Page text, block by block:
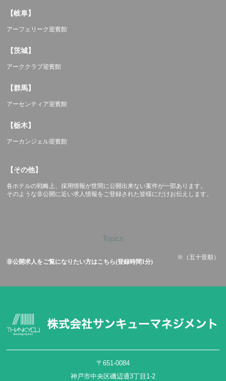
【岐阜】
アーフェリーク迎賓館
【茨城】
アーククラブ迎賓館
【群馬】
アーセンティア迎賓館
【栃木】
アーカンジェル迎賓館
【その他】
各ホテルの戦略上、採用情報が世間に公開出来ない案件が一部あります。
そのような非公開に近い求人情報をご登録された皆様にだけお伝えします。
Topics
非公開求人をご覧になりたい方はこちら(登録時間1分)
※（五十音順）
〒651-0084
神戸市中央区磯辺通3丁目1-2